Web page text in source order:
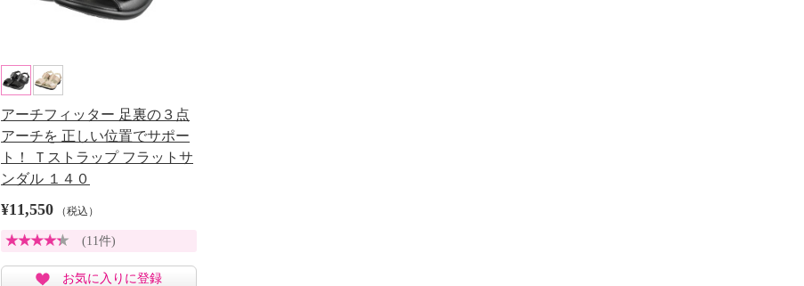
アーチフィッター 足裏の３点
アーチを 正しい位置でサポー
ト！ Ｔストラップ フラットサ
ンダル １４０
¥11,550 （税込）
(11件)
お気に入りに登録